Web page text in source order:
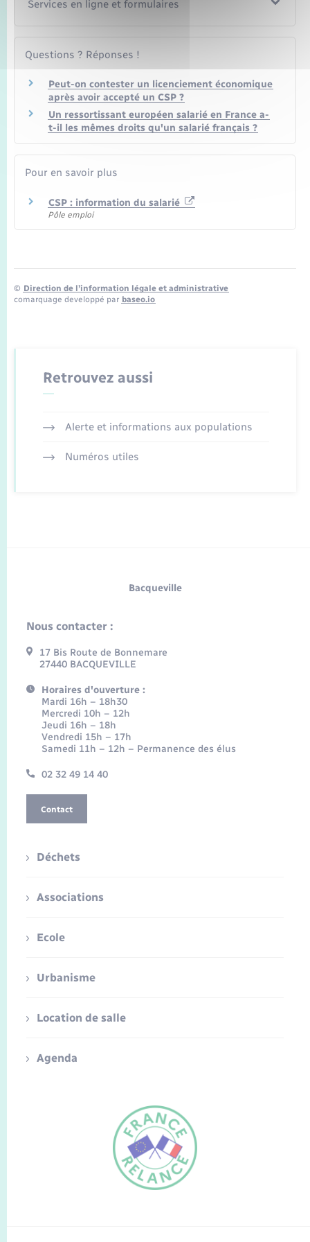
FR
Services en ligne et formulaires
Questions ? Réponses !
Peut-on contester un licenciement économique
après avoir accepté un CSP ?
Un ressortissant européen salarié en France a-
t-il les mêmes droits qu'un salarié français ?
Pour en savoir plus
CSP : information du salarié
Pôle emploi
© Direction de l’information légale et administrative
comarquage developpé par baseo.io
Retrouvez aussi
Alerte et informations aux populations
Numéros utiles
Bacqueville
Nous contacter :
17 Bis Route de Bonnemare
27440 BACQUEVILLE
Horaires d'ouverture :
Mardi 16h – 18h30
Mercredi 10h – 12h
Jeudi 16h – 18h
Vendredi 15h – 17h
Samedi 11h – 12h – Permanence des élus
02 32 49 14 40
Contact
Déchets
Associations
Ecole
Urbanisme
Location de salle
Agenda